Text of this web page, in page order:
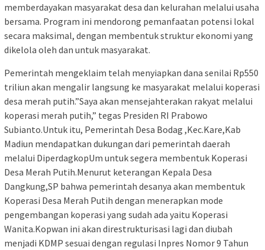
memberdayakan masyarakat desa dan kelurahan melalui usaha
bersama. Program ini mendorong pemanfaatan potensi lokal
secara maksimal, dengan membentuk struktur ekonomi yang
dikelola oleh dan untuk masyarakat.
Pemerintah mengeklaim telah menyiapkan dana senilai Rp550
triliun akan mengalir langsung ke masyarakat melalui koperasi
desa merah putih.”Saya akan mensejahterakan rakyat melalui
koperasi merah putih,” tegas Presiden RI Prabowo
Subianto.Untuk itu, Pemerintah Desa Bodag ,Kec.Kare,Kab
Madiun mendapatkan dukungan dari pemerintah daerah
melalui DiperdagkopUm untuk segera membentuk Koperasi
Desa Merah Putih.Menurut keterangan Kepala Desa
Dangkung,SP bahwa pemerintah desanya akan membentuk
Koperasi Desa Merah Putih dengan menerapkan mode
pengembangan koperasi yang sudah ada yaitu Koperasi
Wanita.Kopwan ini akan direstrukturisasi lagi dan diubah
menjadi KDMP sesuai dengan regulasi Inpres Nomor 9 Tahun